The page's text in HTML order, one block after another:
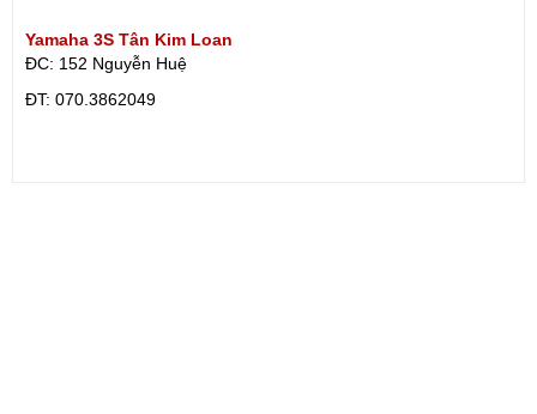
Yamaha 3S Tân Kim Loan
ĐC: 152 Nguyễn Huệ
ÐT: 070.3862049